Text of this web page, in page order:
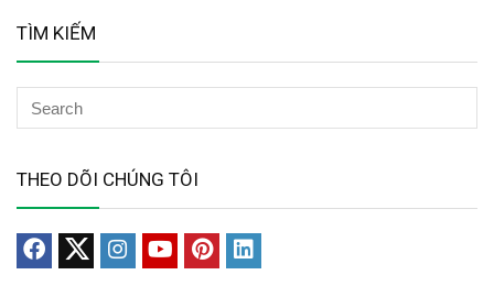
TÌM KIẾM
THEO DÕI CHÚNG TÔI